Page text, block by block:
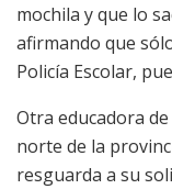
mochila y que lo
afirmando que
Policía Escolar,
Otra educadora
norte de la
resguarda a su